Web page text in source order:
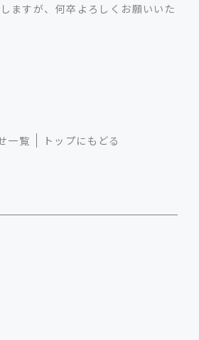
ますが、何卒よろしくお願いいた
一覧 トップにもどる